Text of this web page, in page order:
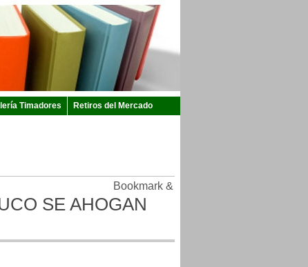
Timadores
Retiros del Mercado
SE AHOGAN